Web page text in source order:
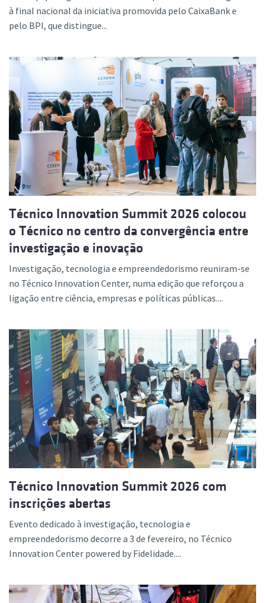
à final nacional da iniciativa promovida pelo CaixaBank e
pelo BPI, que distingue...
Técnico Innovation Summit 2026 colocou
o Técnico no centro da convergência entre
investigação e inovação
Investigação, tecnologia e empreendedorismo reuniram-se
no Técnico Innovation Center, numa edição que reforçou a
ligação entre ciência, empresas e políticas públicas....
Técnico Innovation Summit 2026 com
inscrições abertas
Evento dedicado à investigação, tecnologia e
empreendedorismo decorre a 3 de fevereiro, no Técnico
Innovation Center powered by Fidelidade....